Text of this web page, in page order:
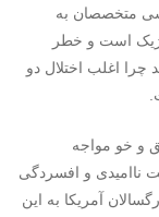
متخصصان به
است و خطر
چرا اغلب اختلال دو
و خو مواجه
ناامیدی و افسردگی
هر سال حدود ۲٫۶ درصد بزرگسالان آمریکا به این